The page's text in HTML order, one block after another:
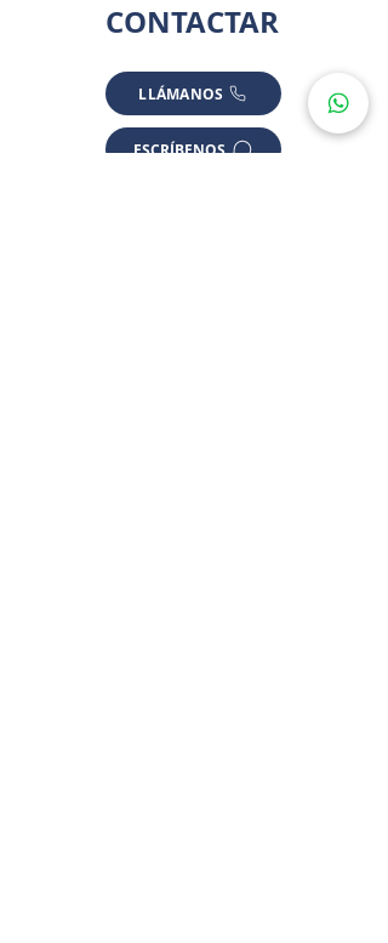
CONTACTAR
LLÁMANOS
ESCRÍBENOS